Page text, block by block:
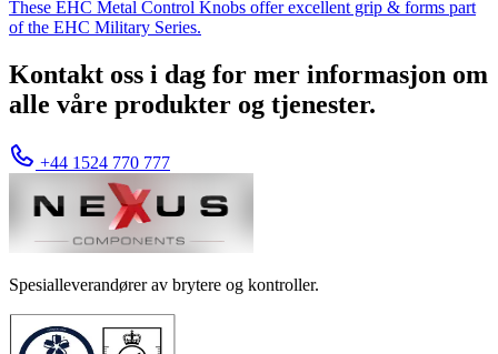
These EHC Metal Control Knobs offer excellent grip & forms part
of the EHC Military Series.
Kontakt oss i dag for mer informasjon om
alle våre produkter og tjenester.
+44 1524 770 777
Spesialleverandører av brytere og kontroller.